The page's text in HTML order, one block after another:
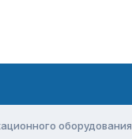
оборудования